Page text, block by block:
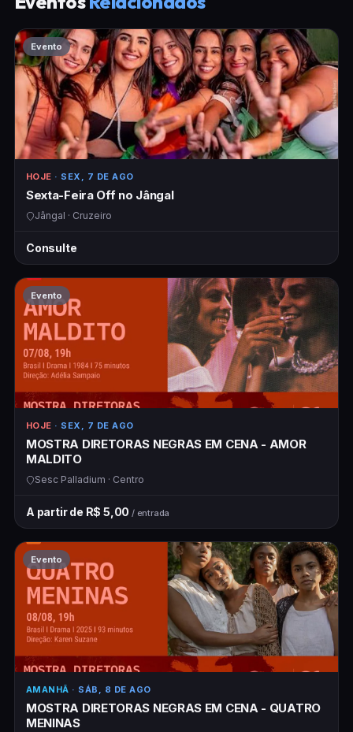
Evento
HOJE · SEX, 7 DE AGO
Sexta-Feira Off no Jângal
Jângal · Cruzeiro
Consulte
Evento
HOJE · SEX, 7 DE AGO
MOSTRA DIRETORAS NEGRAS EM CENA - AMOR
MALDITO
Sesc Palladium · Centro
A partir de R$ 5,00 / entrada
Evento
AMANHÃ · SÁB, 8 DE AGO
MOSTRA DIRETORAS NEGRAS EM CENA - QUATRO
MENINAS